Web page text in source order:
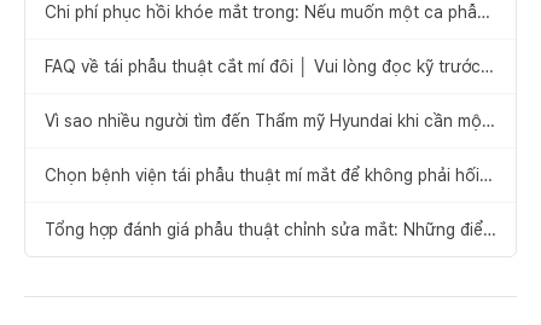
Chi phí phục hồi khóe mắt trong: Nếu muốn một ca phẫu
FAQ về tái phẫu thuật cắt mí đôi │ Vui lòng đọc kỹ trước
Vì sao nhiều người tìm đến Thẩm mỹ Hyundai khi cần một
Chọn bệnh viện tái phẫu thuật mí mắt để không phải hối
Tổng hợp đánh giá phẫu thuật chỉnh sửa mắt: Những điểm
mấu chốt để thành công từ Thẩm mỹ Hyundai